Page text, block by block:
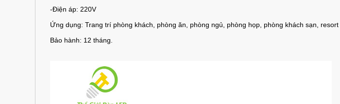
-Điện áp: 220V
Ứng dụng: Trang trí phòng khách, phòng ăn, phòng ngủ, phòng họp, phòng khách sạn, resort
Bảo hành: 12 tháng.